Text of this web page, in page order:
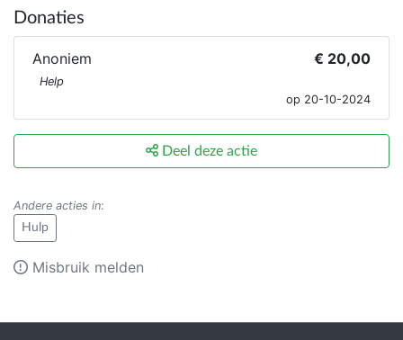
Donaties
Anoniem € 20,00
Help
op 20-10-2024
Deel deze actie
Andere acties in:
Hulp
Misbruik melden